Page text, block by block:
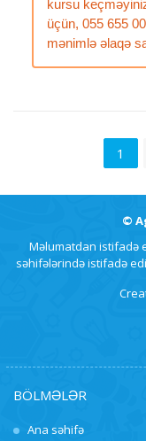
kursu
üçün, 055 655
mənimlə əlaqə
1
©
Məlumatdan istifadə
səhifələrində istifadə
BÖLMƏLƏR
Ana səhifə